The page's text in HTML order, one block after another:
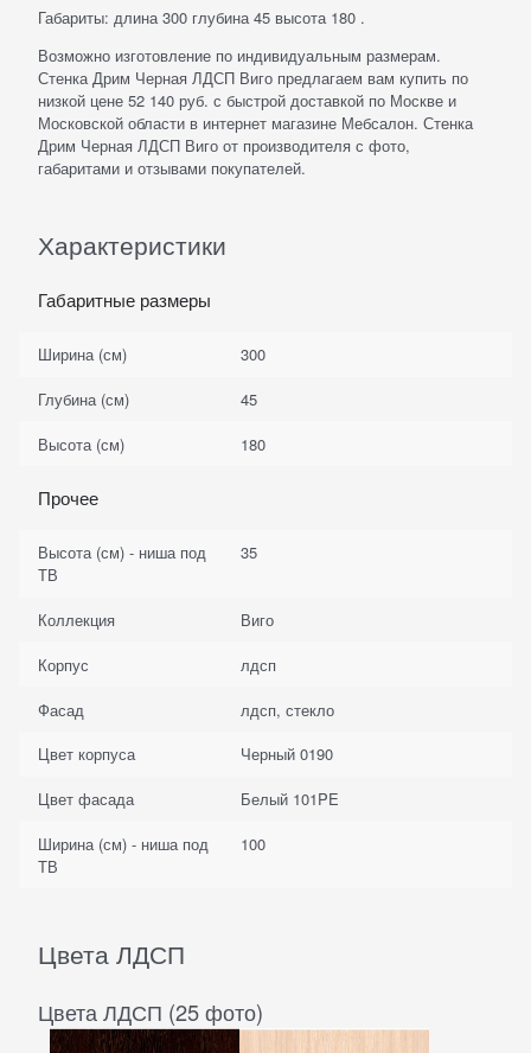
Габариты: длина 300 глубина 45 высота 180 .
Возможно изготовление по индивидуальным размерам.
Стенка Дрим Черная ЛДСП Виго предлагаем вам купить по
низкой цене 52 140 руб. с быстрой доставкой по Москве и
Московской области в интернет магазине Мебсалон. Стенка
Дрим Черная ЛДСП Виго от производителя с фото,
габаритами и отзывами покупателей.
Характеристики
Габаритные размеры
Ширина (см)
300
Глубина (см)
45
Высота (см)
180
Прочее
Высота (см) - ниша под
ТВ
35
Коллекция
Виго
Корпус
лдсп
Фасад
лдсп, стекло
Цвет корпуса
Черный 0190
Цвет фасада
Белый 101PE
Ширина (см) - ниша под
ТВ
100
Цвета ЛДСП
Цвета ЛДСП (25 фото)